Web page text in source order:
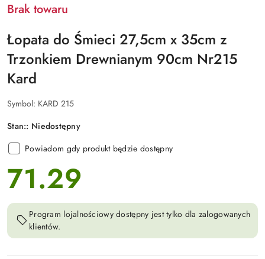
Brak towaru
Łopata do Śmieci 27,5cm x 35cm z
Trzonkiem Drewnianym 90cm Nr215
Kard
Symbol: KARD 215
Stan:: Niedostępny
Powiadom gdy produkt będzie dostępny
cena:
71.29
Program lojalnościowy dostępny jest tylko dla zalogowanych
klientów.